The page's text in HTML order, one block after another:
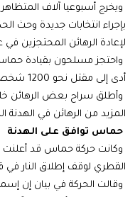
ويخرج أسبوعيا آلاف
بإجراء انتخابات جديدة وحث
لإعادة الرهائن المحتجزين في
أدى إلى مقتل نحو 1200 شخص، وفقا للإحصائيات الإسرائيلية.
وأطلق سراح بعض الرهائن
المزيد من الرهائن في الهدنة
حماس توافق على الهدنة
وكانت حركة حماس قد أعلنت
القطري لوقف إطلاق النار
وقالت الحركة في بيان إن